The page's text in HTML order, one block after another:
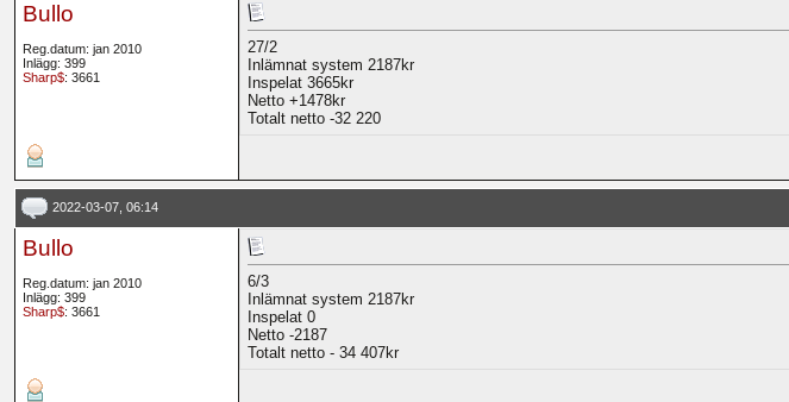
Bullo
Reg.datum: jan 2010
Inlägg: 399
Sharp$: 3661
27/2
Inlämnat system 2187kr
Inspelat 3665kr
Netto +1478kr
Totalt netto -32 220
2022-03-07, 06:14
Bullo
Reg.datum: jan 2010
Inlägg: 399
Sharp$: 3661
6/3
Inlämnat system 2187kr
Inspelat 0
Netto -2187
Totalt netto - 34 407kr